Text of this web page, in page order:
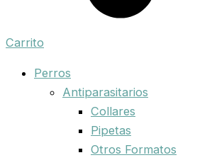
Carrito
Perros
Antiparasitarios
Collares
Pipetas
Otros Formatos